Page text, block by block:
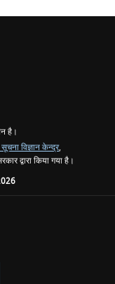
है।
सूचना विज्ञान केन्द्र,
द्वारा किया गया है।